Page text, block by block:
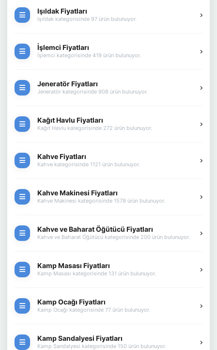
Işıldak Fiyatları
Işıldak kategorisinde 97 ürün bulunuyor.
İşlemci Fiyatları
İşlemci kategorisinde 419 ürün bulunuyor.
Jeneratör Fiyatları
Jeneratör kategorisinde 908 ürün bulunuyor.
Kağıt Havlu Fiyatları
Kağıt Havlu kategorisinde 272 ürün bulunuyor.
Kahve Fiyatları
Kahve kategorisinde 1121 ürün bulunuyor.
Kahve Makinesi Fiyatları
Kahve Makinesi kategorisinde 1578 ürün bulunuyor.
Kahve ve Baharat Öğütücü Fiyatları
Kahve ve Baharat Öğütücü kategorisinde 200 ürün bulunuyor.
Kamp Masası Fiyatları
Kamp Masası kategorisinde 131 ürün bulunuyor.
Kamp Ocağı Fiyatları
Kamp Ocağı kategorisinde 77 ürün bulunuyor.
Kamp Sandalyesi Fiyatları
Kamp Sandalyesi kategorisinde 150 ürün bulunuyor.